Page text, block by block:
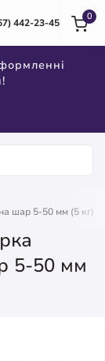
442-23-45
0
шар 5-50 мм (5 кг)
5-50 мм